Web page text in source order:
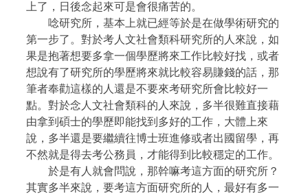
上了，日後念起來可是會很痛苦的。
唸研究所，基本上就已經等於是在做學術研究的
第一步了。對於考人文社會類科研究所的人來說，如
果是抱著想要多拿一個學歷將來工作比較好找，或者
想說有了研究所的學歷將來就比較容易賺錢的話，那
筆者奉勸這樣的人還是不要來考研究所會比較好一
點。對於念人文社會類科的人來說，多半很難直接藉
由拿到碩士的學歷即能找到多好的工作，大體上來
說，多半還是要繼續往博士班進修或者出國留學，再
不然就是得去考公務員，才能得到比較穩定的工作。
於是有人就會問說，那幹嘛考這方面的研究所？
其實多半來說，要考這方面研究所的人，最好有多一